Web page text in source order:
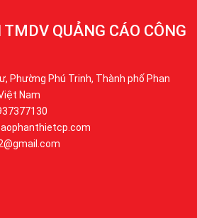
QUẢNG CÁO CÔNG
Phường Phú Trinh, Thành phố Phan
Nam